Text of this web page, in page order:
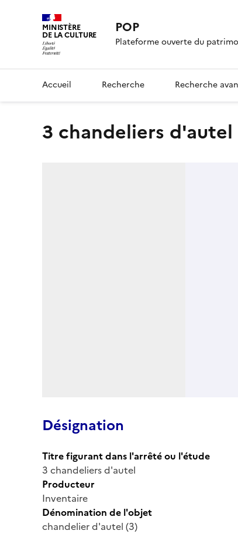
MINISTÈRE
DE LA CULTURE POP
Plateforme ouverte du
Accueil Recherche Recherche
3 chandeliers d'autel
Désignation
Titre figurant dans l'arrêté ou l'étude
3 chandeliers d'autel
Producteur
Inventaire
Dénomination de l'objet
chandelier d'autel (3)